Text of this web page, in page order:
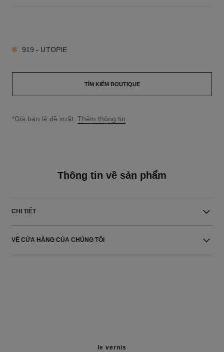
919 - UTOPIE
TÌM KIẾM BOUTIQUE
↩
*Giá bán lẻ đề xuất. Thêm thông tin
Thông tin về sản phẩm
CHI TIẾT
VỀ CỬA HÀNG CỦA CHÚNG TÔI
le vernis